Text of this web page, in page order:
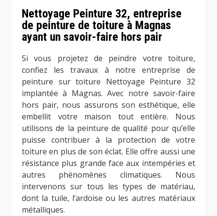
Nettoyage Peinture 32, entreprise
de peinture de toiture à Magnas
ayant un savoir-faire hors pair
Si vous projetez de peindre votre toiture,
confiez les travaux à notre entreprise de
peinture sur toiture Nettoyage Peinture 32
implantée à Magnas. Avec notre savoir-faire
hors pair, nous assurons son esthétique, elle
embellit votre maison tout entière. Nous
utilisons de la peinture de qualité pour qu’elle
puisse contribuer à la protection de votre
toiture en plus de son éclat. Elle offre aussi une
résistance plus grande face aux intempéries et
autres phénomènes climatiques. Nous
intervenons sur tous les types de matériau,
dont la tuile, l’ardoise ou les autres matériaux
métalliques.